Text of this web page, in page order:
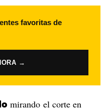
favoritas de
→
mirando el corte en